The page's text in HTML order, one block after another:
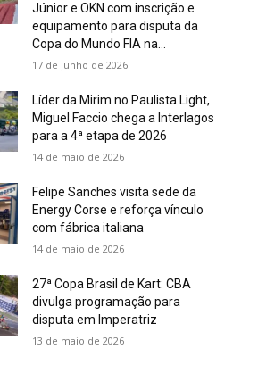
Júnior e OKN com inscrição e
equipamento para disputa da
Copa do Mundo FIA na...
17 de junho de 2026
Líder da Mirim no Paulista Light,
Miguel Faccio chega a Interlagos
para a 4ª etapa de 2026
14 de maio de 2026
Felipe Sanches visita sede da
Energy Corse e reforça vínculo
com fábrica italiana
14 de maio de 2026
27ª Copa Brasil de Kart: CBA
divulga programação para
disputa em Imperatriz
13 de maio de 2026